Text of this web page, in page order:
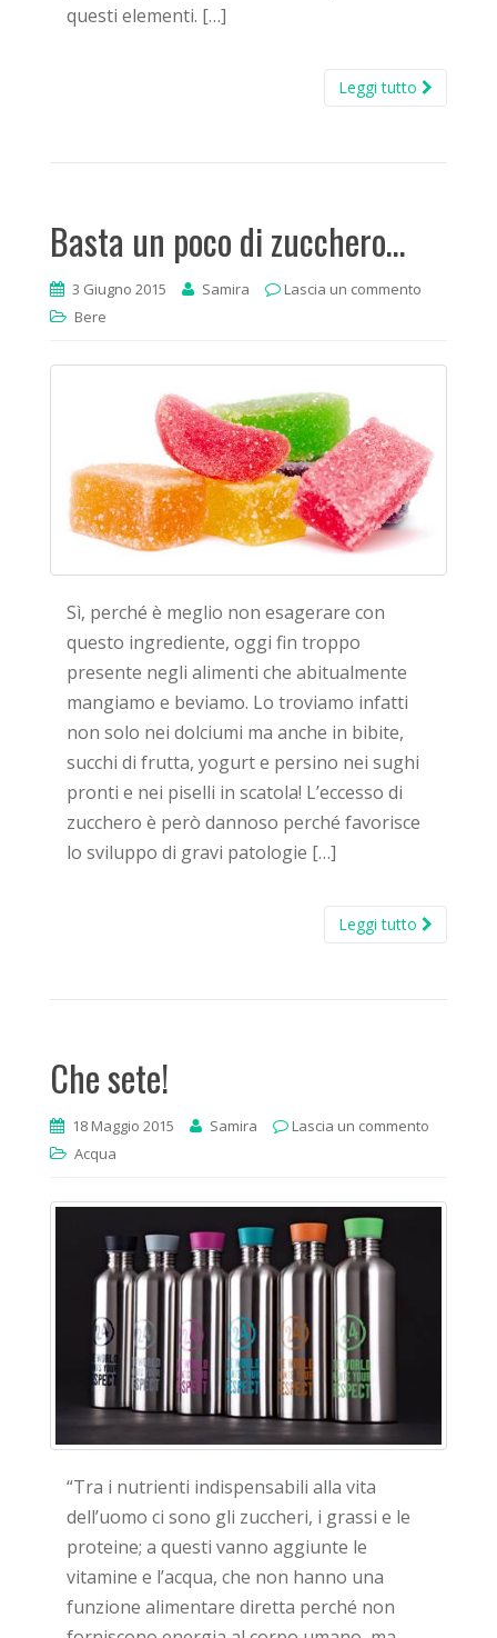
questi elementi. […]
Leggi tutto
Basta un poco di zucchero…
3 Giugno 2015 Samira
Lascia un commento
Bere
Sì, perché è meglio non esagerare con
questo ingrediente, oggi fin troppo
presente negli alimenti che abitualmente
mangiamo e beviamo. Lo troviamo infatti
non solo nei dolciumi ma anche in bibite,
succhi di frutta, yogurt e persino nei sughi
pronti e nei piselli in scatola! L’eccesso di
zucchero è però dannoso perché favorisce
lo sviluppo di gravi patologie […]
Leggi tutto
Che sete!
18 Maggio 2015 Samira
Lascia un commento
Acqua
“Tra i nutrienti indispensabili alla vita
dell’uomo ci sono gli zuccheri, i grassi e le
proteine; a questi vanno aggiunte le
vitamine e l’acqua, che non hanno una
funzione alimentare diretta perché non